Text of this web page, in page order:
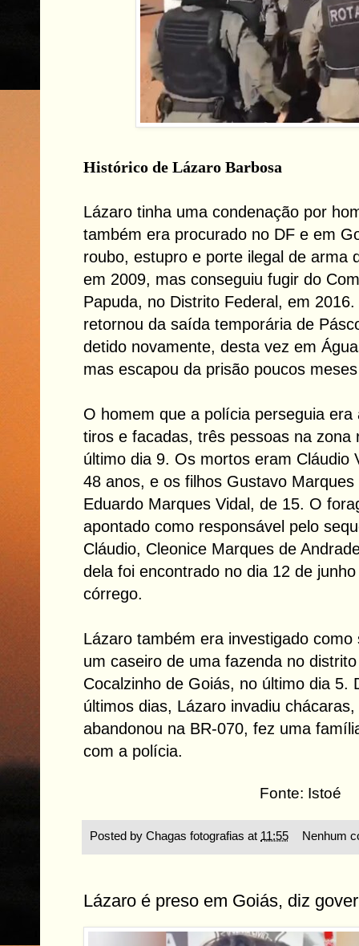
Histórico de Lázaro Barbosa
Lázaro tinha uma condenação por
também era procurado no DF e em
roubo, estupro e porte ilegal de arma
em 2009, mas conseguiu fugir do
Papuda, no Distrito Federal, em
retornou da saída temporária de
detido novamente, desta vez em
mas escapou da prisão poucos
O homem que a polícia perseguia era
tiros e facadas, três pessoas na zona
último dia 9. Os mortos eram Cláudio
48 anos, e os filhos Gustavo
Eduardo Marques Vidal, de 15. O
apontado como responsável pelo
Cláudio, Cleonice Marques de
dela foi encontrado no dia 12 de
córrego.
Lázaro também era investigado como
um caseiro de uma fazenda no
Cocalzinho de Goiás, no último dia 5.
últimos dias, Lázaro invadiu
abandonou na BR-070, fez uma
com a polícia.
Fonte: Istoé
Posted by Chagas fotografias at 11:55 Nenhum
Lázaro é preso em Goiás, diz